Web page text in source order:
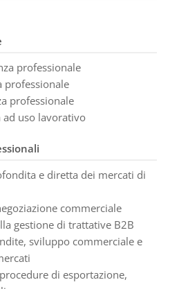
professionale
professionale
professionale
ad uso lavorativo
e diretta dei mercati di
commerciale
gestione di trattative B2B
sviluppo commerciale e
di esportazione,